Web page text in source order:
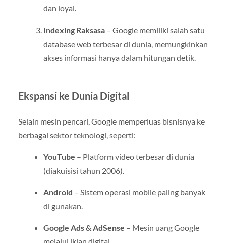
dan loyal.
Indexing Raksasa– Google memiliki salah satu
database web terbesar di dunia, memungkinkan
akses informasi hanya dalam hitungan detik.
Ekspansi ke Dunia Digital
Selain mesin pencari, Google memperluas bisnisnya ke
berbagai sektor teknologi, seperti:
YouTube – Platform video terbesar di dunia
(diakuisisi tahun 2006).
Android – Sistem operasi mobile paling banyak
di gunakan.
Google Ads & AdSense – Mesin uang Google